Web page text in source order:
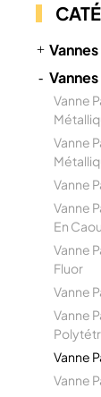
Vanne
Vanne
Vanne
Vanne
En
Vanne
Fluor
Vanne
Vanne
Vanne
Vanne